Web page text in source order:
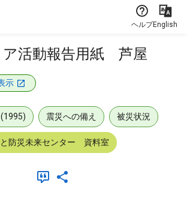
ヘルプEnglish
ア活動報告用紙 芦屋
示
(1995) 震災への備え 被災状況
と防災未来センター 資料室